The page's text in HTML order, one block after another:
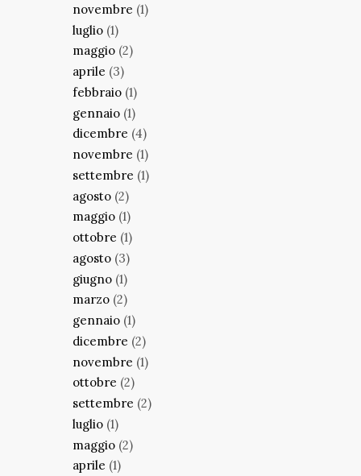
novembre (1)
luglio (1)
maggio (2)
aprile (3)
febbraio (1)
gennaio (1)
dicembre (4)
novembre (1)
settembre (1)
agosto (2)
maggio (1)
ottobre (1)
agosto (3)
giugno (1)
marzo (2)
gennaio (1)
dicembre (2)
novembre (1)
ottobre (2)
settembre (2)
luglio (1)
maggio (2)
aprile (1)